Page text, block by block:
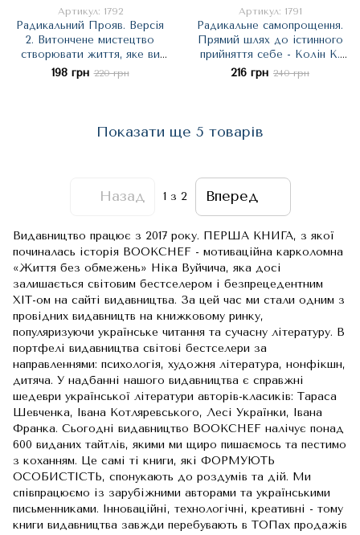
Артикул: 1792
Радикальний Прояв. Версія
2. Витончене мистецтво
створювати життя, яке ви
хочете мати - Колін К.
Тіппінг
198 грн 220 грн
Артикул: 1791
Радикальне самопрощення.
Прямий шлях до істинного
прийняття себе - Колін К.
Тіппінг
216 грн 240 грн
Показати ще 5 товарів
Назад 1 з 2 Вперед
Видавництво працює з 2017 року. ПЕРША КНИГА, з якої
починалась історія BOOKCHEF - мотиваційна карколомна
«Життя без обмежень» Ніка Вуйчича, яка досі
залишається світовим бестселером і безпрецедентним
ХІТ-ом на сайті видавництва. За цей час ми стали одним з
провідних видавництв на книжковому ринку,
популяризуючи українське читання та сучасну літературу. В
портфелі видавництва світові бестселери за
направленнями: психологія, художня література, нонфікшн,
дитяча. У надбанні нашого видавництва є справжні
шедеври української літератури авторів-класиків: Тараса
Шевченка, Івана Котляревського, Лесі Українки, Івана
Франка. Сьогодні видавництво BOOKCHEF налічує понад
600 виданих тайтлів, якими ми щиро пишаємось та пестимо
з коханням. Це самі ті книги, які ФОРМУЮТЬ
ОСОБИСТІСТЬ, спонукають до роздумів та дій. Ми
співпрацюємо із зарубіжними авторами та українськими
письменниками. Інноваційні, технологічні, креативні - тому
книги видавництва завжди перебувають в ТОПах продажів